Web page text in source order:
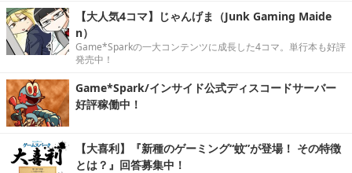
【大人気4コマ】じゃんげま（Junk Gaming Maide
n）
Game*Sparkの一大コンテンツに成長した4コマ。単行本も好評
発売中！
Game*Spark/インサイド公式ディスコードサーバー
好評稼働中！
【大喜利】『新種のゲーミング“蚊”が登場！ その特徴
とは？』回答募集中！